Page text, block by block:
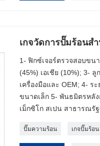
เกจวัดการปั๊มร้อนส
1- ฟิกซ์เจอร์ตรวจสอบขน
(45%) เอเชีย (10%); 3-
เครื่องมือและ OEM; 4- ร
ขนาดเล็ก 5- พันธมิตรหลั
เม็กซิโก สเปน สาธารณรั
ปั๊มความร้อน เกจปั๊มร้อน